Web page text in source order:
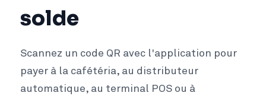
solde
Scannez un code QR avec l'application pour
payer à la cafétéria, au distributeur
automatique, au terminal POS ou à